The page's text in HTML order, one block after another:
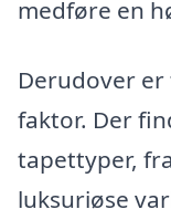
medføre en
Derudover
faktor. Der
tapettyper,
luksuriøse